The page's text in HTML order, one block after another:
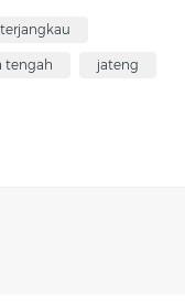
tengah jateng